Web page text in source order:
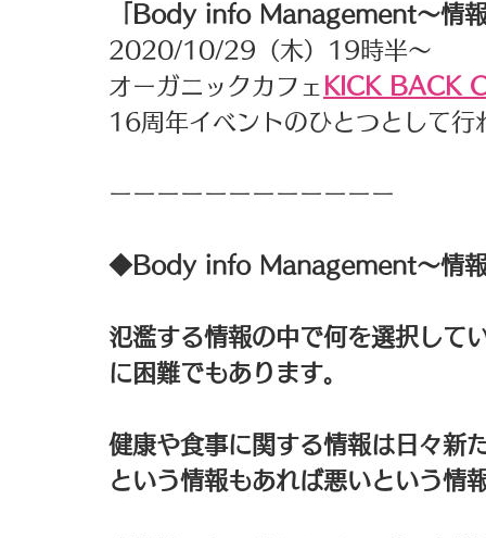
「Body info Management〜情
2020/10/29（木）19時半～
オーガニックカフェ KICK BACK
16周年イベントのひとつとして
ーーーーーーーーーーーー
◆Body info Management〜情報
氾濫する情報の中で何を選択して
に困難でもあります。
健康や食事に関する情報は日々新
という情報もあれば悪いという情